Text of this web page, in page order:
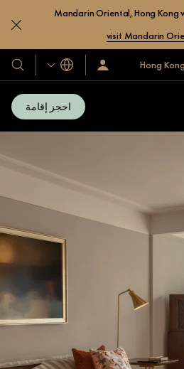
Mandarin Oriental, Hong Kong
visit Mandarin
سجّل
الدخول/
اللغات
فنادقنا
احجز إقامة